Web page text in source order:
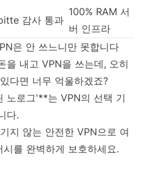
감사 통과
100% RAM 서
버 인프라
은 안 쓰느니만 못합니다
을 내고 VPN을 쓰는데, 오히
다면 너무 억울하겠죠?
노로그'**는 VPN의 선택 기
다.
지 않는 안전한 VPN으로 여
를 완벽하게 보호하세요.